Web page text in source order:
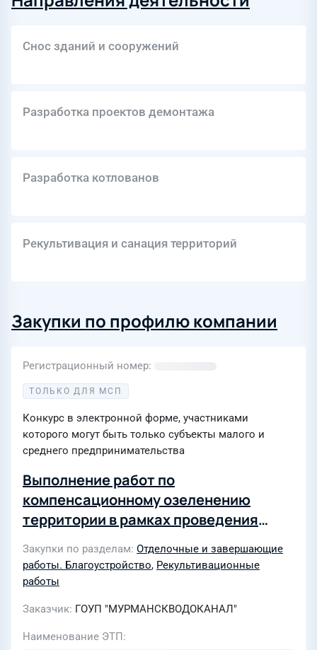
Снос зданий и сооружений
Разработка проектов демонтажа
Разработка котлованов
Рекультивация и санация территорий
Закупки по профилю компании
Регистрационный номер
ТОЛЬКО ДЛЯ МСП
Конкурс в электронной форме, участниками
которого могут быть только субъекты малого и
среднего предпринимательства
Выполнение работ по
компенсационному озеленению
территории в рамках проведения
Закупки по разделам Отделочные и завершающие
работы. Благоустройство, Рекультивационные
работы
Заказчик ГОУП "МУРМАНСКВОДОКАНАЛ"
Наименование ЭТП